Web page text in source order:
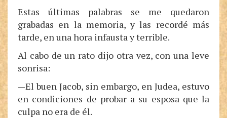
Estas últimas palabras se me quedaron
grabadas en la memoria, y las recordé más
tarde, en una hora infausta y terrible.
Al cabo de un rato dijo otra vez, con una leve
sonrisa:
—El buen Jacob, sin embargo, en Judea, estuvo
en condiciones de probar a su esposa que la
culpa no era de él.